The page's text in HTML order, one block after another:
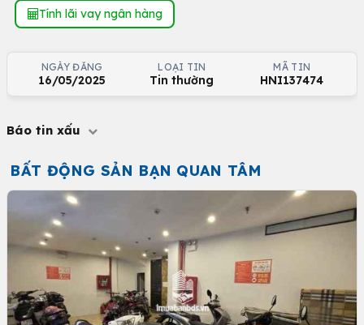
Tính lãi vay ngân hàng
NGÀY ĐĂNG
16/05/2025
LOẠI TIN
Tin thường
MÃ TIN
HNI137474
Báo tin xấu
BẤT ĐỘNG SẢN BẠN QUAN TÂM